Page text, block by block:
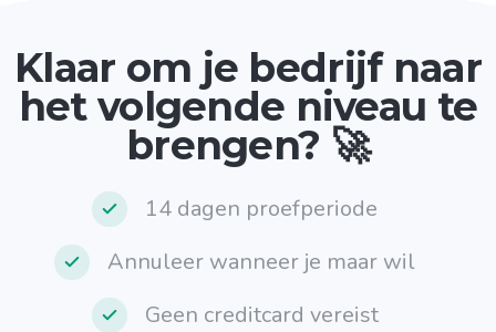
Klaar om je bedrijf naar
het volgende niveau te
brengen? 🚀
14 dagen proefperiode
Annuleer wanneer je maar wil
Geen creditcard vereist